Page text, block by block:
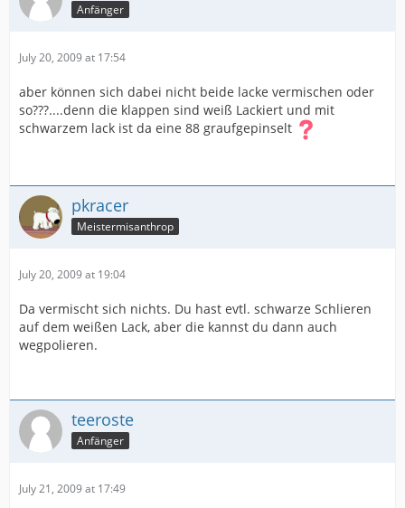
Anfänger
July 20, 2009 at 17:54
aber können sich dabei nicht beide lacke vermischen oder
so???....denn die klappen sind weiß Lackiert und mit
schwarzem lack ist da eine 88 graufgepinselt
pkracer
Meistermisanthrop
July 20, 2009 at 19:04
Da vermischt sich nichts. Du hast evtl. schwarze Schlieren
auf dem weißen Lack, aber die kannst du dann auch
wegpolieren.
teeroste
Anfänger
July 21, 2009 at 17:49